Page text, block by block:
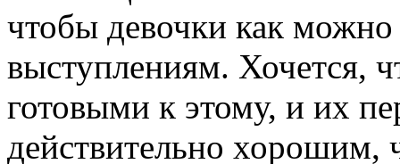
чтобы девочки как
выступлениям. Хочется,
готовыми к этому, и их
действительно хорошим,